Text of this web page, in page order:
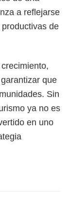
a reflejarse
de
que
Sin
ya no es
en uno